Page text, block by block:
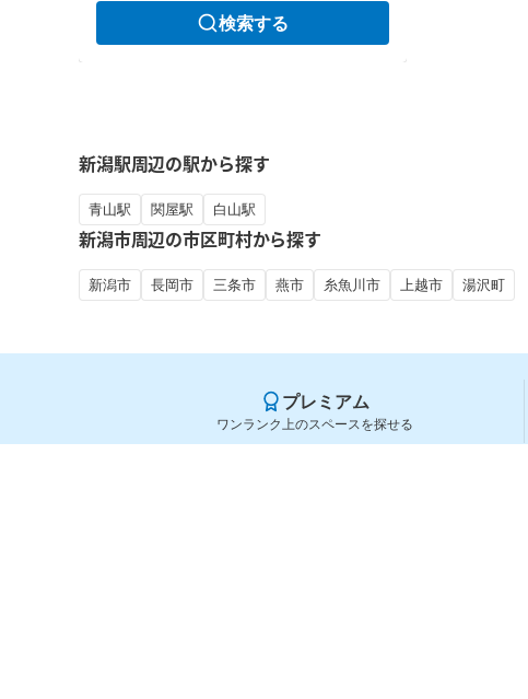
検索する
新潟駅周辺の駅から探す
青山駅 関屋駅 白山駅
新潟市周辺の市区町村から探す
新潟市 長岡市 三条市 燕市 糸魚川市 上越市 湯沢町
プレミアム
ワンランク上のスペースを探せる